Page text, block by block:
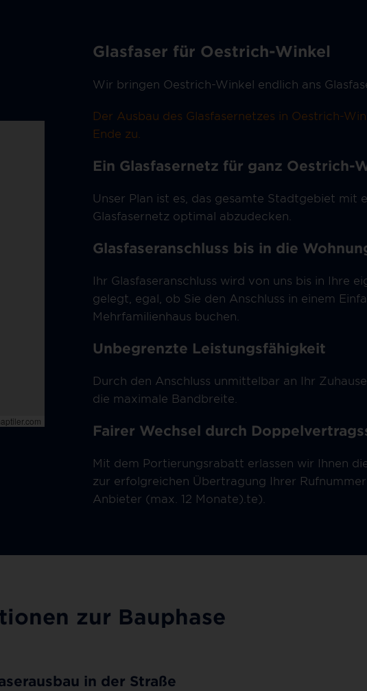
Glasfaser für Oestrich-Winkel
Wir bringen Oestrich-Winkel endlich ans
Der Ausbau des Glasfasernetzes in Oestrich-
Ende zu.
Ein Glasfasernetz für ganz Oestrich-
Unser Plan ist es, das gesamte Stadtgebiet mit
Glasfasernetz optimal abzudecken.
Glasfaseranschluss bis in die
Ihr Glasfaseranschluss wird von uns bis in Ihre
gelegt, egal, ob Sie den Anschluss in einem
Mehrfamilienhaus buchen.
Unbegrenzte Leistungsfähigkeit
Durch den Anschluss unmittelbar an Ihr
die maximale Bandbreite.
Fairer Wechsel durch
Mit dem Portierungsrabatt erlassen wir Ihnen
zur erfolgreichen Übertragung Ihrer
Anbieter (max. 12 Monate).te).
zur Bauphase
in der Straße